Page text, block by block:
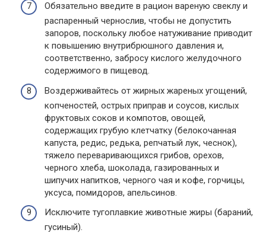
Обязательно введите в рацион вареную свеклу и
распаренный чернослив, чтобы не допустить
запоров, поскольку любое натуживание приводит
к повышению внутрибрюшного давления и,
соответственно, забросу кислого желудочного
содержимого в пищевод.
Воздерживайтесь от жирных жареных угощений,
копченостей, острых приправ и соусов, кислых
фруктовых соков и компотов, овощей,
содержащих грубую клетчатку (белокочанная
капуста, редис, редька, репчатый лук, чеснок),
тяжело переваривающихся грибов, орехов,
черного хлеба, шоколада, газированных и
шипучих напитков, черного чая и кофе, горчицы,
уксуса, помидоров, апельсинов.
Исключите тугоплавкие животные жиры (бараний,
гусиный).